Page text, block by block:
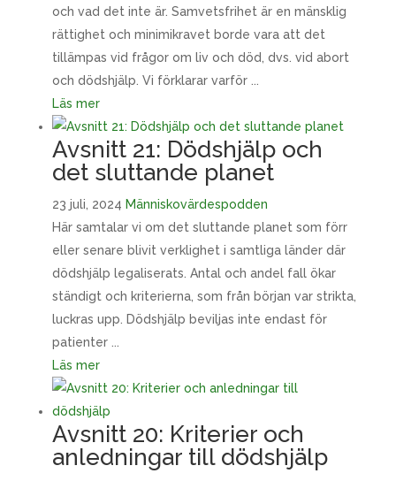
och vad det inte är. Samvetsfrihet är en mänsklig
rättighet och minimikravet borde vara att det
tillämpas vid frågor om liv och död, dvs. vid abort
och dödshjälp. Vi förklarar varför ...
Läs mer
Avsnitt 21: Dödshjälp och
det sluttande planet
23 juli, 2024 Människovärdespodden
Här samtalar vi om det sluttande planet som förr
eller senare blivit verklighet i samtliga länder där
dödshjälp legaliserats. Antal och andel fall ökar
ständigt och kriterierna, som från början var strikta,
luckras upp. Dödshjälp beviljas inte endast för
patienter ...
Läs mer
Avsnitt 20: Kriterier och
anledningar till dödshjälp